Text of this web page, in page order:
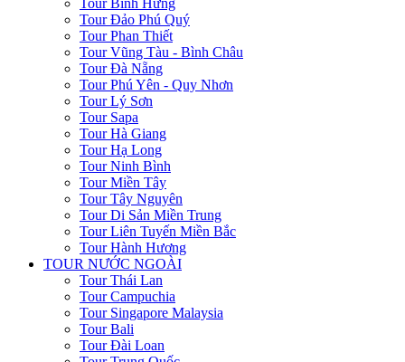
Tour Bình Hưng
Tour Đảo Phú Quý
Tour Phan Thiết
Tour Vũng Tàu - Bình Châu
Tour Đà Nẵng
Tour Phú Yên - Quy Nhơn
Tour Lý Sơn
Tour Sapa
Tour Hà Giang
Tour Hạ Long
Tour Ninh Bình
Tour Miền Tây
Tour Tây Nguyên
Tour Di Sản Miền Trung
Tour Liên Tuyến Miền Bắc
Tour Hành Hương
TOUR NƯỚC NGOÀI
Tour Thái Lan
Tour Campuchia
Tour Singapore Malaysia
Tour Bali
Tour Đài Loan